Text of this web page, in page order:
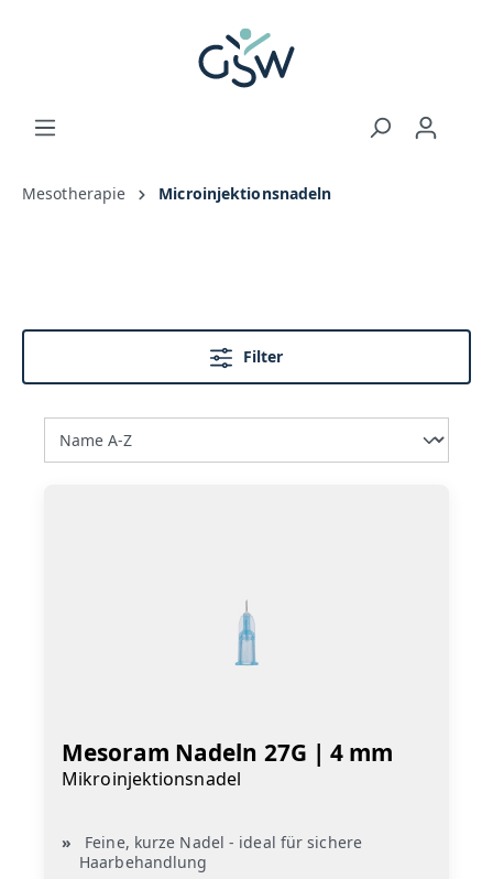
Mesotherapie Microinjektionsnadeln
Filter
Mesoram Nadeln 27G | 4 mm
Mikroinjektionsnadel
Feine, kurze Nadel - ideal für sichere
Haarbehandlung